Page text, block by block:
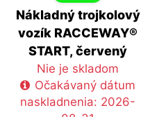
Nákladný trojkolový
vozík RACCEWAY®
START, červený
Nie je skladom
Očakávaný dátum
naskladnenia: 2026-